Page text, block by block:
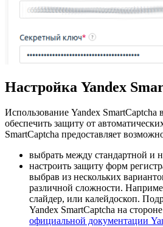
Настройка Yandex
Использование Yandex SmartCaptcha
обеспечить защиту от
SmartCaptcha предоставляет
выбрать между стандартной и
настроить защиту форм
выбрав из нескольких
различной сложности.
слайдер, или калейдоскоп.
Yandex SmartCaptcha на
официальной документации